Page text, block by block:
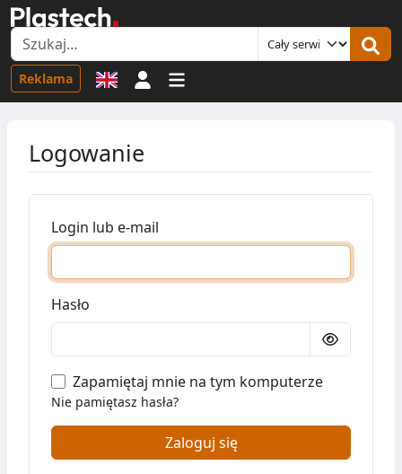
Reklama Logowanie
Logowanie
Login lub e-mail
Hasło
Zapamiętaj mnie na tym komputerze
Nie pamiętasz hasła?
Zaloguj się